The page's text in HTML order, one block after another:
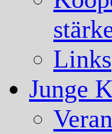
Links
Junge